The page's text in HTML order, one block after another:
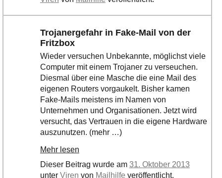
Trojanergefahr in Fake-Mail von der
Fritzbox
Wieder versuchen Unbekannte, möglichst viele
Computer mit einem Trojaner zu verseuchen.
Diesmal über eine Masche die eine Mail des
eigenen Routers vorgaukelt. Bisher kamen
Fake-Mails meistens im Namen von
Unternehmen und Organisationen. Jetzt wird
versucht, das Vertrauen in die eigene Hardware
auszunutzen. (mehr …)
Mehr lesen
Dieser Beitrag wurde am 31. Oktober 2013
unter Viren von Mailhilfe veröffentlicht.